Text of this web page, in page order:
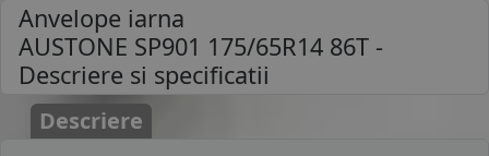
Anvelope iarna
AUSTONE SP901 175/65R14 86T -
Descriere si specificatii
Descriere